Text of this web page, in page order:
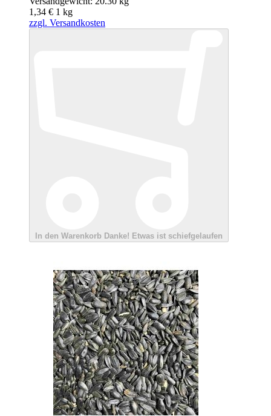
1,34 € 1 kg
zzgl. Versandkosten
In den Warenkorb Danke! Etwas ist schiefgelaufen